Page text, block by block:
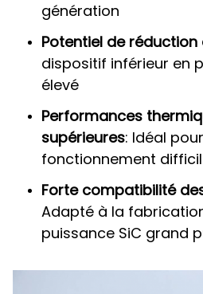
génération
Potentiel de
dispositif inférieur en
élevé
Performances
supérieures: Idéal
fonctionnement
Forte compatibilité
Adapté à la
puissance SiC grand